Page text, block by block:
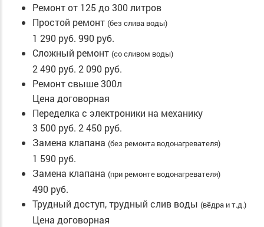
Ремонт от 125 до 300 литров
Простой ремонт (без слива воды)
1 290 руб. 990 руб.
Сложный ремонт (со сливом воды)
2 490 руб. 2 090 руб.
Ремонт свыше 300л
Цена договорная
Переделка с электроники на механику
3 500 руб. 2 450 руб.
Замена клапана (без ремонта водонагревателя)
1 590 руб.
Замена клапана (при ремонте водонагревателя)
490 руб.
Трудный доступ, трудный слив воды (вёдра и т.д.)
Цена договорная